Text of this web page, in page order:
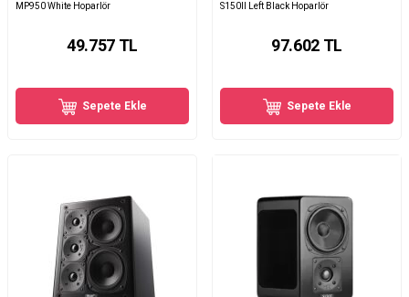
MP950 White Hoparlör
49.757TL
Sepete Ekle
S150II Left Black Hoparlör
97.602TL
Sepete Ekle